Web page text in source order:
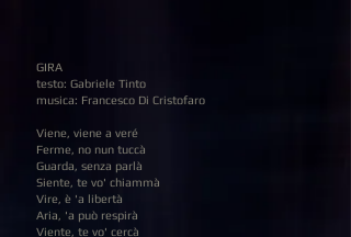
GIRA
testo: Gabriele Tinto
musica: Francesco Di Cristofaro
Viene, viene a veré
Ferme, no nun tuccà
Guarda, senza parlà
Siente, te vo' chiammà
Vire, è 'a libertà
Aria, 'a può respirà
Viente, te vo' cercà